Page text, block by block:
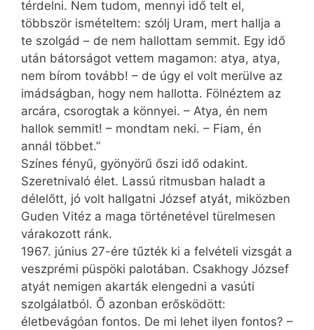
térdelni. Nem tudom, mennyi idő telt el,
többször ismételtem: szólj Uram, mert hallja a
te szolgád – de nem hallottam semmit. Egy idő
után bátorságot vettem magamon: atya, atya,
nem bírom tovább! – de úgy el volt merülve az
imádságban, hogy nem hallotta. Fölnéztem az
arcára, csorogtak a könnyei. – Atya, én nem
hallok semmit! – mondtam neki. – Fiam, én
annál többet.”
Színes fényű, gyönyörű őszi idő odakint.
Szeretnivaló élet. Lassú ritmusban haladt a
délelőtt, jó volt hallgatni József atyát, miközben
Guden Vitéz a maga történetével türelmesen
várakozott ránk.
1967. június 27-ére tűzték ki a felvételi vizsgát a
veszprémi püspöki palotában. Csakhogy József
atyát nemigen akarták elengedni a vasúti
szolgálatból. Ő azonban erősködött:
életbevágóan fontos. De mi lehet ilyen fontos? –